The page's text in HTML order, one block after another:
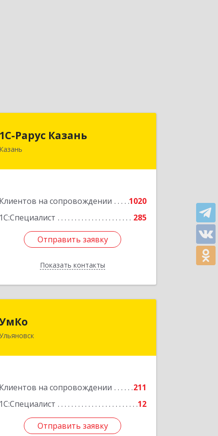
1С-Рарус Казань
Казань
Клиентов на сопровождении
1020
1С:Специалист
285
Отправить заявку
Показать контакты
420088, Татарстан Респ, Казань г,
Отправить заявку
Назад
Клиентов на сопровождении
211
1С:Специалист
12
Отправить заявку
432027, Ульяновская обл, Ульяновск г,
Отправить заявку